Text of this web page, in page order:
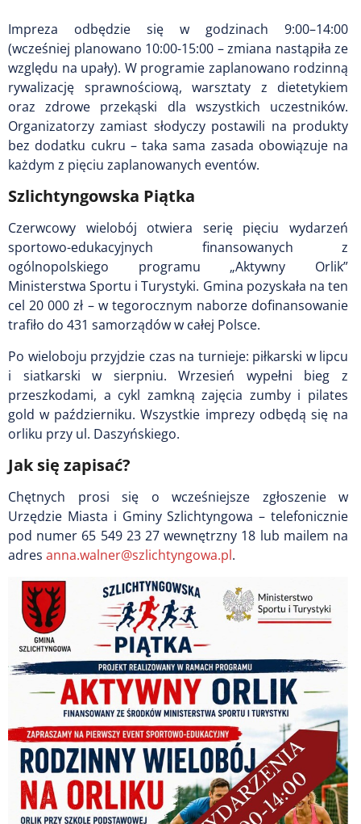
Impreza odbędzie się w godzinach 9:00–14:00
(wcześniej planowano 10:00-15:00 – zmiana nastąpiła ze
względu na upały). W programie zaplanowano rodzinną
rywalizację sprawnościową, warsztaty z dietetykiem
oraz zdrowe przekąski dla wszystkich uczestników.
Organizatorzy zamiast słodyczy postawili na produkty
bez dodatku cukru – taka sama zasada obowiązuje na
każdym z pięciu zaplanowanych eventów.
Szlichtyngowska Piątka
Czerwcowy wielobój otwiera serię pięciu wydarzeń
sportowo-edukacyjnych finansowanych z
ogólnopolskiego programu „Aktywny Orlik”
Ministerstwa Sportu i Turystyki. Gmina pozyskała na ten
cel 20 000 zł – w tegorocznym naborze dofinansowanie
trafiło do 431 samorządów w całej Polsce.
Po wieloboju przyjdzie czas na turnieje: piłkarski w lipcu
i siatkarski w sierpniu. Wrzesień wypełni bieg z
przeszkodami, a cykl zamkną zajęcia zumby i pilates
gold w październiku. Wszystkie imprezy odbędą się na
orliku przy ul. Daszyńskiego.
Jak się zapisać?
Chętnych prosi się o wcześniejsze zgłoszenie w
Urzędzie Miasta i Gminy Szlichtyngowa – telefonicznie
pod numer 65 549 23 27 wewnętrzny 18 lub mailem na
adres anna.walner@szlichtyngowa.pl.